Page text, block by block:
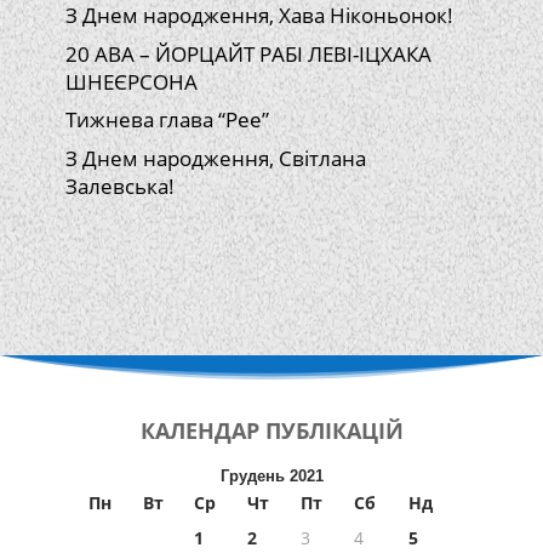
З Днем народження, Хава Ніконьонок!
20 АВА – ЙОРЦАЙТ РАБІ ЛЕВІ-ІЦХАКА
ШНЕЄРСОНА
Тижнева глава “Рее”
З Днем народження, Світлана
Залевська!
КАЛЕНДАР ПУБЛІКАЦІЙ
Грудень 2021
Пн Вт Ср Чт Пт Сб
Нд
1
2 3 4
5